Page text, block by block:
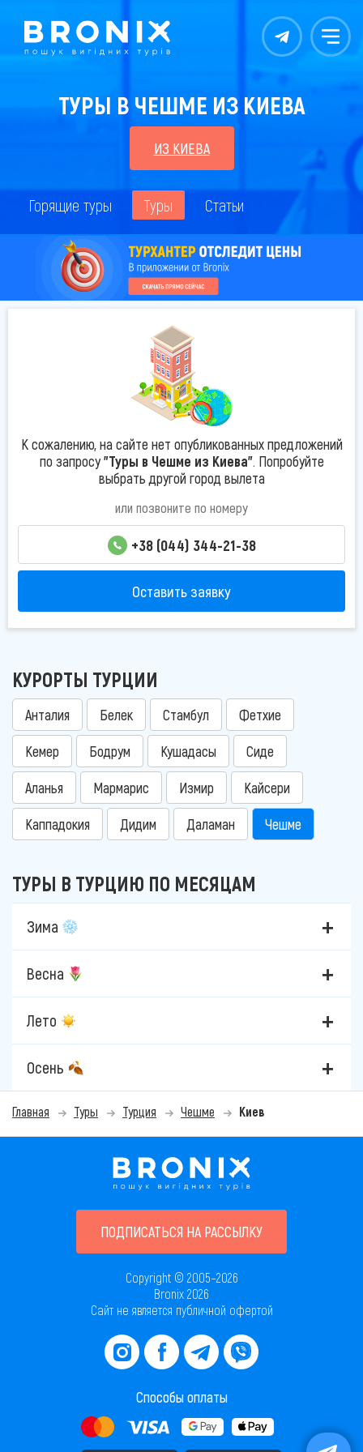
Контакты Меню
ТУРЫ В ЧЕШМЕ ИЗ КИЕВА
ИЗ КИЕВА
Горящие туры Туры Статьи
К сожалению, на сайте нет опубликованных предложений
по запросу"Туры в Чешме из Киева". Попробуйте
выбрать другой город вылета
или позвоните по номеру
+38 (044) 344-21-38
Оставить заявку
КУРОРТЫ ТУРЦИИ
Анталия Белек Стамбул Фетхие
Кемер Бодрум Кушадасы Сиде
Аланья Мармарис Измир Кайсери
Каппадокия Дидим Даламан Чешме
ТУРЫ В ТУРЦИЮ ПО МЕСЯЦАМ
Зима
Весна
Лето
Осень
Главная Туры Турция Чешме Киев
ПОДПИСАТЬСЯ НА РАССЫЛКУ
Copyright © 2005–2026
Bronix 2026
Сайт не является публичной офертой
Способы оплаты